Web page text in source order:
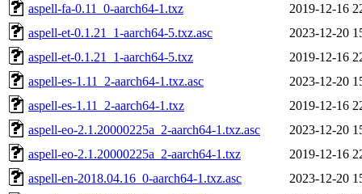
aspell-fa-0.11_0-aarch64-1.txz
2019-12-16
aspell-et-0.1.21_1-aarch64-5.txz.asc
2023-12-20
aspell-et-0.1.21_1-aarch64-5.txz
2019-12-16
aspell-es-1.11_2-aarch64-1.txz.asc
2023-12-20
aspell-es-1.11_2-aarch64-1.txz
2019-12-16
aspell-eo-2.1.20000225a_2-aarch64-1.txz.asc
2023-12-20
aspell-eo-2.1.20000225a_2-aarch64-1.txz
2019-12-16
aspell-en-2018.04.16_0-aarch64-1.txz.asc
2023-12-20